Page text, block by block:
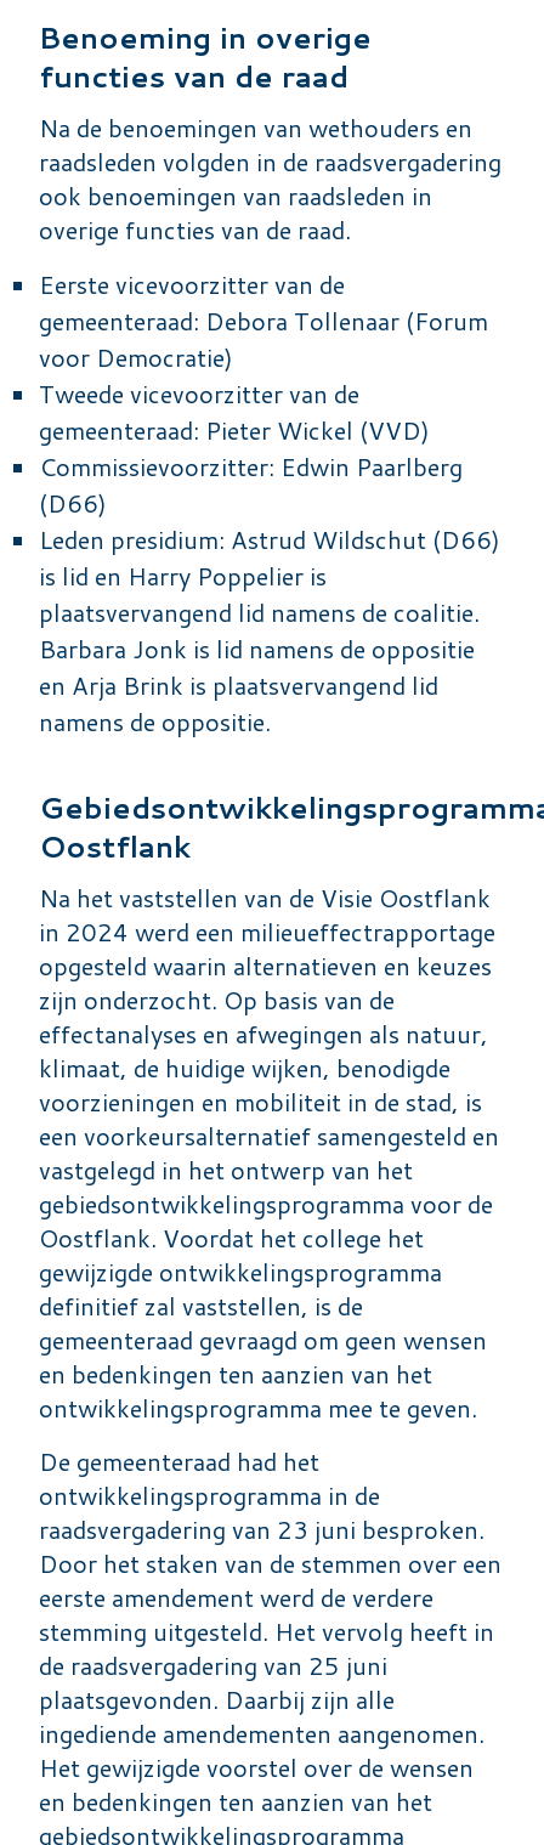
Benoeming in overige
functies van de raad
Na de benoemingen van wethouders en
raadsleden volgden in de raadsvergadering
ook benoemingen van raadsleden in
overige functies van de raad.
Eerste vicevoorzitter van de
gemeenteraad: Debora Tollenaar (Forum
voor Democratie)
Tweede vicevoorzitter van de
gemeenteraad: Pieter Wickel (VVD)
Commissievoorzitter: Edwin Paarlberg
(D66)
Leden presidium: Astrud Wildschut (D66)
is lid en Harry Poppelier is
plaatsvervangend lid namens de coalitie.
Barbara Jonk is lid namens de oppositie
en Arja Brink is plaatsvervangend lid
namens de oppositie.
Oostflank
Na het vaststellen van de Visie Oostflank
in 2024 werd een milieueffectrapportage
opgesteld waarin alternatieven en keuzes
zijn onderzocht. Op basis van de
effectanalyses en afwegingen als natuur,
klimaat, de huidige wijken, benodigde
voorzieningen en mobiliteit in de stad, is
een voorkeursalternatief samengesteld en
vastgelegd in het ontwerp van het
gebiedsontwikkelingsprogramma voor de
Oostflank. Voordat het college het
gewijzigde ontwikkelingsprogramma
definitief zal vaststellen, is de
gemeenteraad gevraagd om geen wensen
en bedenkingen ten aanzien van het
ontwikkelingsprogramma mee te geven.
De gemeenteraad had het
ontwikkelingsprogramma in de
raadsvergadering van 23 juni besproken.
Door het staken van de stemmen over een
eerste amendement werd de verdere
stemming uitgesteld. Het vervolg heeft in
de raadsvergadering van 25 juni
plaatsgevonden. Daarbij zijn alle
ingediende amendementen aangenomen.
Het gewijzigde voorstel over de wensen
en bedenkingen ten aanzien van het
gebiedsontwikkelingsprogramma